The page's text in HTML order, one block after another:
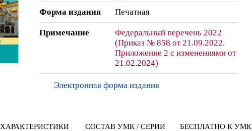
Форма издания Печатная
Примечание
Федеральный перечень 2022
(Приказ № 858 от 21.09.2022.
Приложение 2 с изменениями от
21.02.2024)
Электронная форма издания
ХАРАКТЕРИСТИКИ СОСТАВ УМК / СЕРИИ БЕСПЛАТНО К УМК